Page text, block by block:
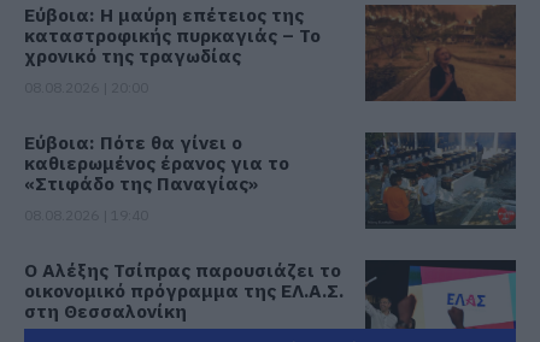
Εύβοια: Η μαύρη επέτειος της
καταστροφικής πυρκαγιάς – Το
χρονικό της τραγωδίας
Εύβοια: Πότε θα γίνει ο
καθιερωμένος έρανος για το
«Στιφάδο της Παναγίας»
Ο Αλέξης Τσίπρας παρουσιάζει το
οικονομικό πρόγραμμα της ΕΛ.Α.Σ.
στη Θεσσαλονίκη